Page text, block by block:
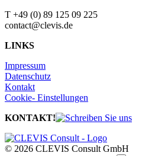
T +49 (0) 89 125 09 225
contact@clevis.de
LINKS
Impressum
Datenschutz
Kontakt
Cookie- Einstellungen
KONTAKT!
© 2026 CLEVIS Consult GmbH